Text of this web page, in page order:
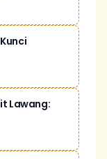
Lawang: